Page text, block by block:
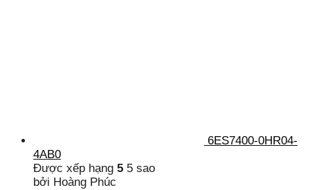
6ES7400-0HR04-
4AB0
Được xếp hạng 5 5 sao
bởi Hoàng Phúc